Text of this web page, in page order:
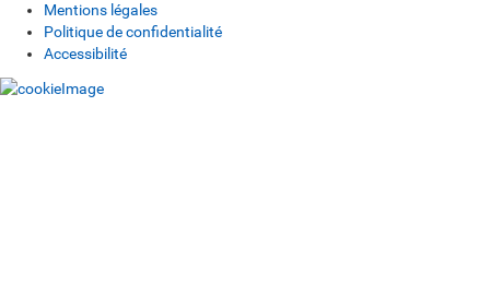
Mentions légales
Politique de confidentialité
Accessibilité